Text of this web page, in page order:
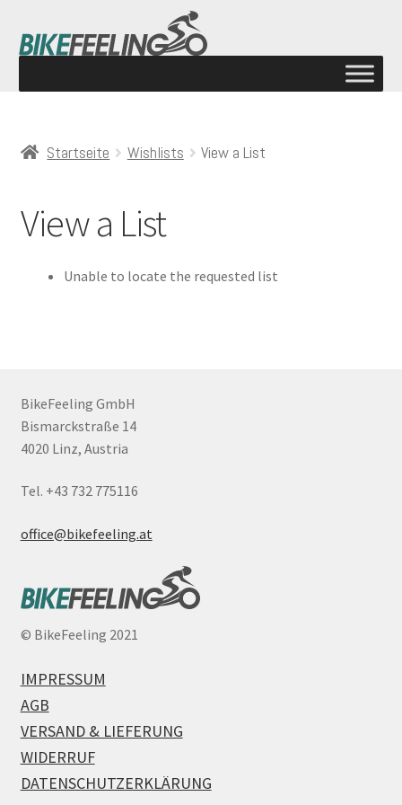
Startseite Wishlists View a List
View a List
Unable to locate the requested list
BikeFeeling GmbH
Bismarckstraße 14
4020 Linz, Austria
Tel. +43 732 775116
office@bikefeeling.at
© BikeFeeling 2021
IMPRESSUM
AGB
VERSAND & LIEFERUNG
WIDERRUF
DATENSCHUTZERKLÄRUNG